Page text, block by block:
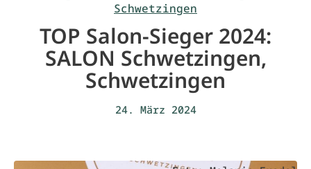
Schwetzingen
TOP Salon-Sieger 2024:
SALON Schwetzingen,
Schwetzingen
24. März 2024